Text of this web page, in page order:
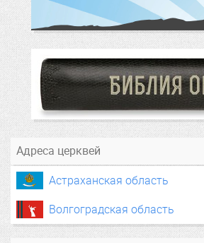
Адреса церквей
Астраханская область
Волгоградская область